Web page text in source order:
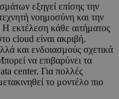
εξηγεί επίσης την
νοημοσύνη και την
εκτέλεση κάθε αιτήματος
cloud είναι ακριβή.
και ενδοιασμούς σχετικά
να επιβαρύνει τα
center. Για πολλές
το μοντέλο πιο